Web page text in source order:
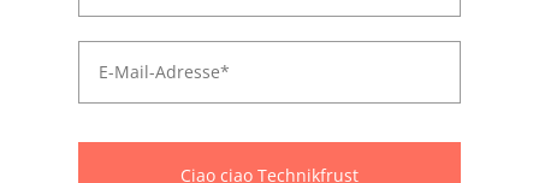
Ciao ciao Technikfrust